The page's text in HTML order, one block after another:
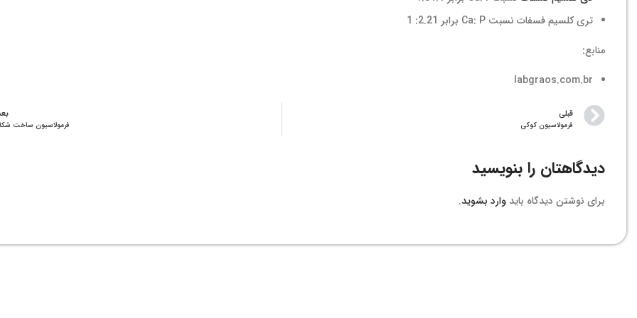
تری کلسیم فسفات نسبت Ca: P برابر 2.21: 1
منابع:
labgraos.com.br
قبلی
فرمولاسیون کوکی فرمولاسیون ساخت
دیدگاهتان را بنویسید
برای نوشتن دیدگاه باید وارد بشوید.